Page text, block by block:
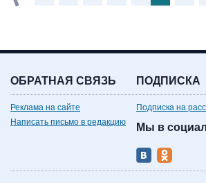
ОБРАТНАЯ СВЯЗЬ
Реклама на сайте
Написать письмо в редакцию
ПОДПИСКА
Подписка на
Мы в